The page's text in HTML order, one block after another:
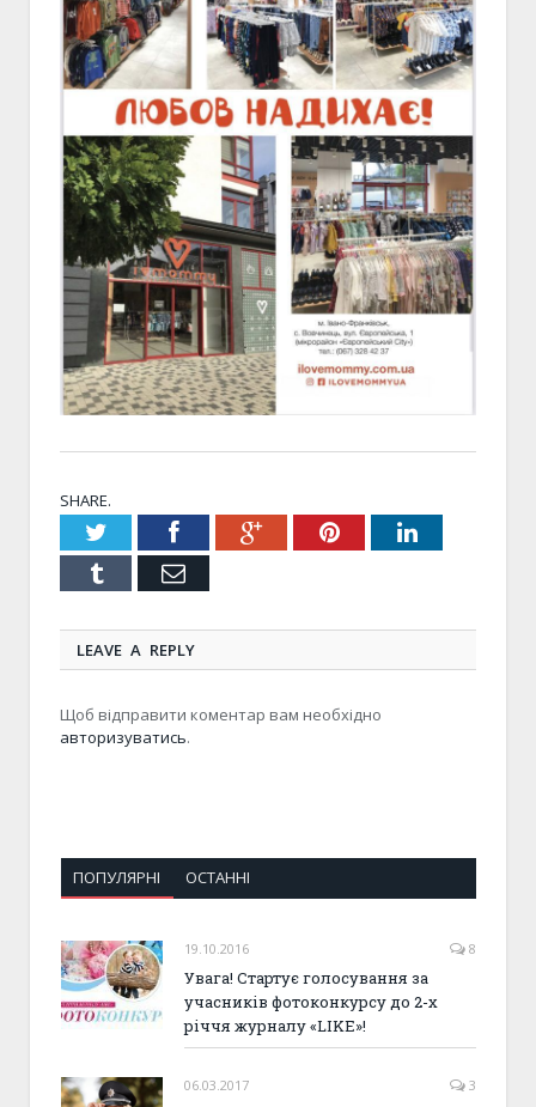
SHARE.
TwitterFacebookGoogle+PinterestLinkedIn
Tumblr Email
LEAVE A REPLY
Щоб відправити коментар вам необхідно
авторизуватись.
ПОПУЛЯРНІ ОСТАННІ
19.10.2016 8
Увага! Стартує голосування за
учасників фотоконкурсу до 2-х
річчя журналу «LIKE»!
06.03.2017 3